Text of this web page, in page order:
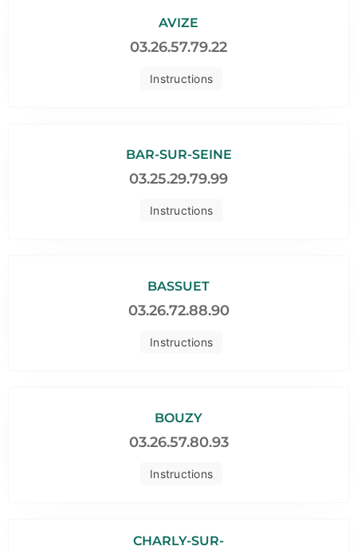
Instructions
AVIZE
03.26.57.79.22
Instructions
BAR-SUR-SEINE
03.25.29.79.99
Instructions
BASSUET
03.26.72.88.90
Instructions
BOUZY
03.26.57.80.93
CHARLY-SUR-